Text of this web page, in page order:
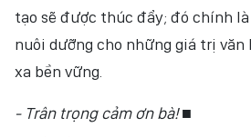
tạo sẽ được thúc đẩy; đó chính
nuôi dưỡng cho những giá trị văn
xa bền vững.
- Trân trọng cảm ơn bà!■